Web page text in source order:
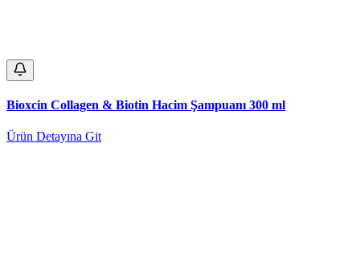
Bioxcin Collagen & Biotin Hacim Şampuanı 300 ml
Ürün Detayına Git